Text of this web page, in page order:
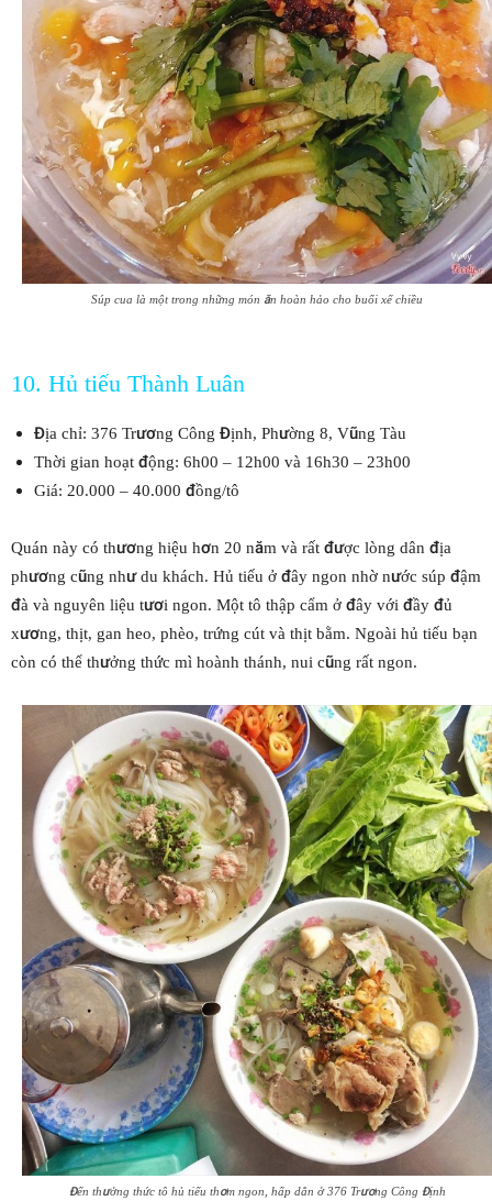
Súp cua là một trong những món ăn hoàn hảo cho buổi xế chiều
10. Hủ tiếu Thành Luân
Địa chỉ: 376 Trương Công Định, Phường 8, Vũng Tàu
Thời gian hoạt động: 6h00 – 12h00 và 16h30 – 23h00
Giá: 20.000 – 40.000 đồng/tô
Quán này có thương hiệu hơn 20 năm và rất được lòng dân địa
phương cũng như du khách. Hủ tiếu ở đây ngon nhờ nước súp đậm
đà và nguyên liệu tươi ngon. Một tô thập cẩm ở đây với đầy đủ
xương, thịt, gan heo, phèo, trứng cút và thịt bằm. Ngoài hủ tiếu bạn
còn có thể thưởng thức mì hoành thánh, nui cũng rất ngon.
Đến thưởng thức tô hủ tiếu thơm ngon, hấp dẫn ở 376 Trương Công Định